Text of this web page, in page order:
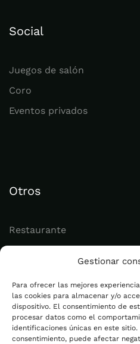
Gestionar
Para ofrecer las mejores
las cookies para almacenar y/o
dispositivo. El consentimiento de
procesar datos como el
identificaciones únicas en este
consentimiento, puede afectar
Social
Juegos de salón
Coro
Eventos privados
Otros
Restaurante
Legal